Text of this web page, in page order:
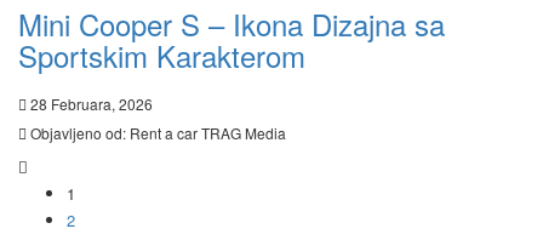
Mini Cooper S – Ikona Dizajna sa
Sportskim Karakterom
28 Februara, 2026
Objavljeno od: Rent a car TRAG Media
1
2